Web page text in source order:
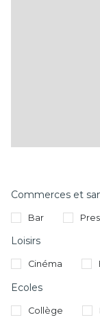
Commerces et
Bar
Loisirs
Cinéma
Ecoles
Collège